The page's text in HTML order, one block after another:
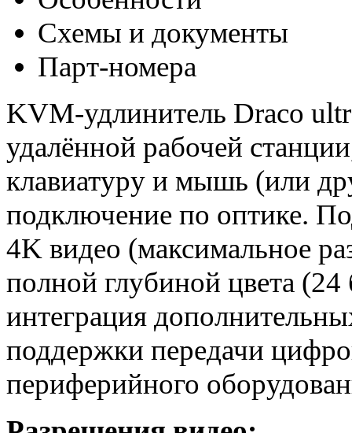
Схемы и документы
Парт-номера
KVM-удлинитель Draco
удалённой рабочей
клавиатуру и мышь (или
подключение по оптике.
4K видео (максимальное
полной глубиной цвета
интеграция
поддержки передачи
периферийного